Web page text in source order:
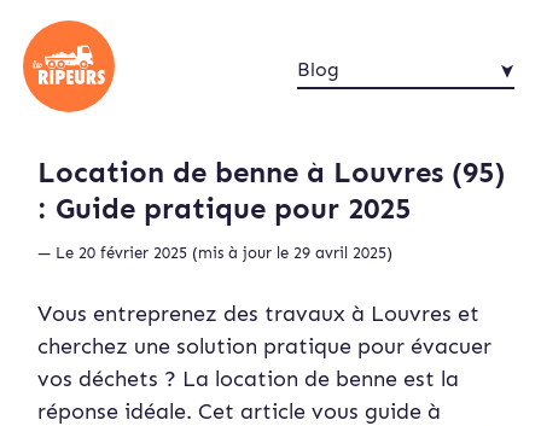
Blog
Location de benne à Louvres (95)
: Guide pratique pour 2025
— Le 20 février 2025 (mis à jour le 29 avril 2025)
Vous entreprenez des travaux à Louvres et
cherchez une solution pratique pour évacuer
vos déchets ? La location de benne est la
réponse idéale. Cet article vous guide à